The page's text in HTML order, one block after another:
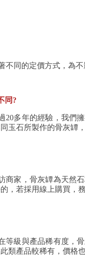
同的定價方式，為
同?
20多年的經驗，我們
玉石所製作的骨灰罈
商家，骨灰罈為天然
，若採用線上購買，
等級與產品稀有度，
類產品較稀有，價格